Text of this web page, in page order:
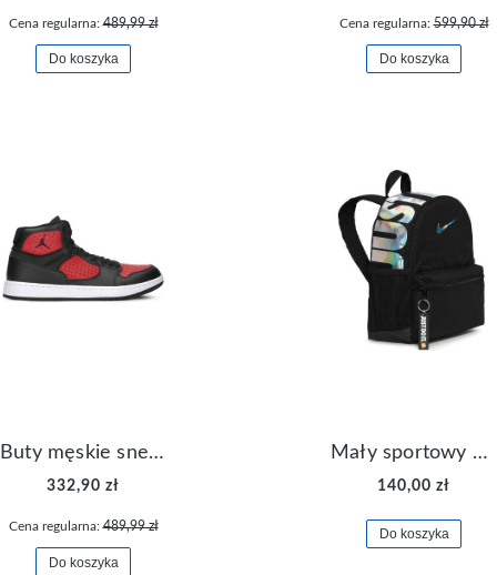
Cena regularna:489,99 zł
Do koszyka
Cena regularna:599,90 zł
Do koszyka
Buty męskie sneakersy Jordan Access AR3762-006
332,90 zł
Cena regularna:489,99 zł
Do koszyka
Mały sportowy plecak plecaczek Nike Brasilia JDI DR6091-017
140,00 zł
Do koszyka